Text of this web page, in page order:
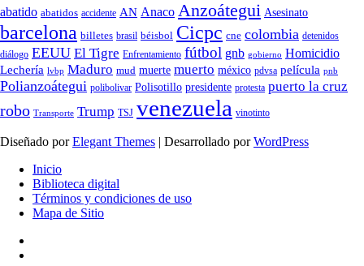
abatido abatidos accidente AN Anaco Anzoátegui Asesinato
barcelona billetes brasil béisbol Cicpc cne colombia detenidos
diálogo EEUU El Tigre Enfrentamiento fútbol gnb gobierno Homicidio
Lechería lvbp Maduro mud muerte muerto méxico pdvsa película pnb
Polianzoátegui polibolivar Polisotillo presidente protesta puerto la cruz
robo Transporte Trump TSJ venezuela vinotinto
Diseñado porElegant Themes | Desarrollado porWordPress
Inicio
Biblioteca digital
Términos y condiciones de uso
Mapa de Sitio